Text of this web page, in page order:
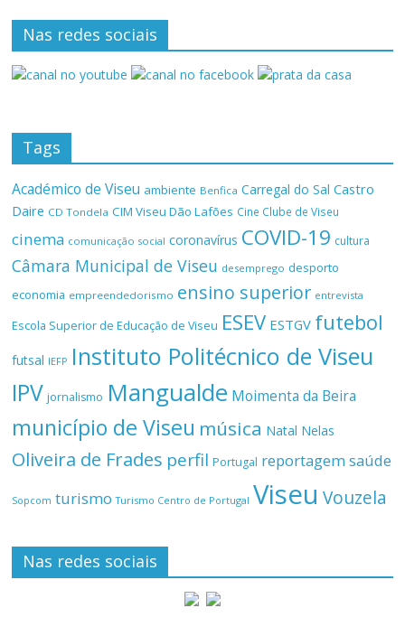
Nas redes sociais
Tags
Académico de Viseu ambiente Benfica Carregal do Sal Castro
Daire CD Tondela CIM Viseu Dão Lafões Cine Clube de Viseu
cinema comunicação social coronavírus COVID-19 cultura
Câmara Municipal de Viseu desemprego desporto
economia empreendedorismo ensino superior entrevista
Escola Superior de Educação de Viseu ESEV ESTGV futebol
futsal IEFP Instituto Politécnico de Viseu
IPV jornalismo Mangualde Moimenta da Beira
município de Viseu música Natal Nelas
Oliveira de Frades perfil Portugal reportagemsaúde
Sopcom turismo Turismo Centro de Portugal Viseu Vouzela
Nas redes sociais